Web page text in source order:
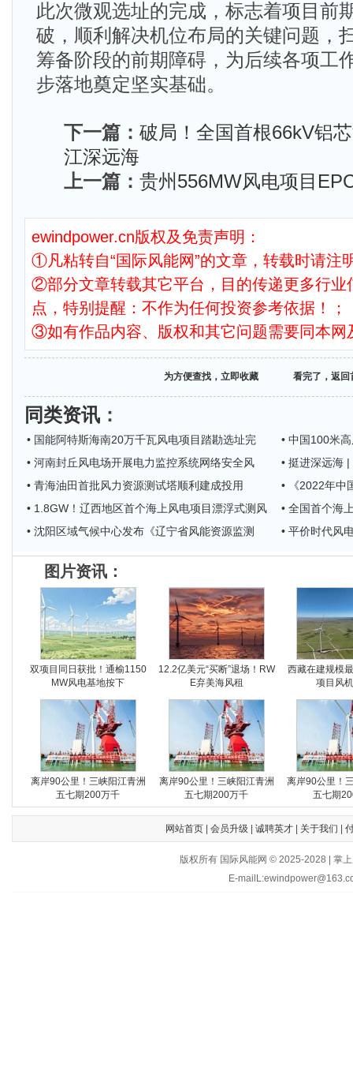
此次微观选址的完成，标志着项目前
破，顺利解决机位布局的关键问题，
筹备阶段的前期障碍，为后续各项工
步落地奠定坚实基础。
下一篇： 破局！全国首根66kV铝
江深远海
上一篇： 贵州556MW风电项目
ewindpower.cn版权及免责声明：
①凡粘转自“国际风能网”的文章，转载时请注
②部分文章转载其它平台，目的传递更多行业
点，特别提醒：不作为任何投资参考依据！；
③如有作品内容、版权和其它问题需要同本网
为方便查找，立即收藏 看完了，返回
同类资讯 ：
• 国能阿特斯海南20万千瓦风电项目踏勘选址完
• 中国100米
• 河南封丘风电场开展电力监控系统网络安全风
• 挺进深远海
• 青海油田首批风力资源测试塔顺利建成投用
• 《2022年中
• 1.8GW！辽西地区首个海上风电项目漂浮式测风
• 全国首个海
• 沈阳区域气候中心发布《辽宁省风能资源监测
• 平价时代风
图片资讯：
双项目同日获批！通榆1150
MW风电基地按下
12.2亿美元“买断”退场！RW
E弃美海风租
西藏在建规模
项目风
离岸90公里！三峡阳江青洲
五七期200万千
离岸90公里！三峡阳江青洲
五七期200万千
离岸90公里！
五七期
网站首页| 会员升级 诚聘英才| 关于我们
版权所有 国际风能网 © 2025-2028 | 掌
E-